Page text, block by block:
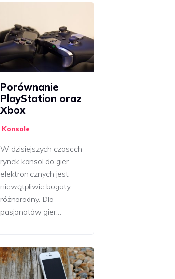
Porównanie
PlayStation oraz
Xbox
Konsole
W dzisiejszych czasach
rynek konsol do gier
elektronicznych jest
niewątpliwie bogaty i
różnorodny. Dla
pasjonatów gier…